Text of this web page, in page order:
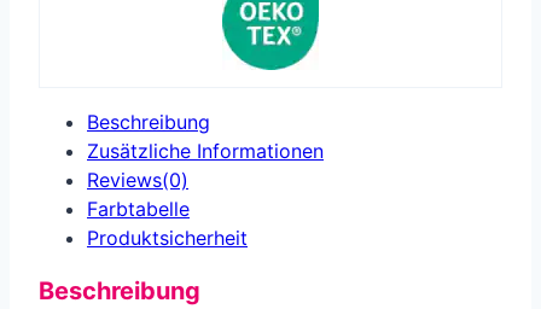
Beschreibung
Zusätzliche Informationen
Reviews(0)
Farbtabelle
Produkt­sicherheit
Beschreibung